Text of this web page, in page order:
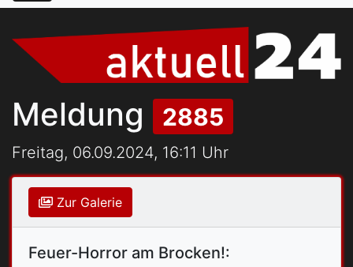
Meldung 2885
Freitag, 06.09.2024, 16:11 Uhr
Zur Galerie
Feuer-Horror am Brocken!: